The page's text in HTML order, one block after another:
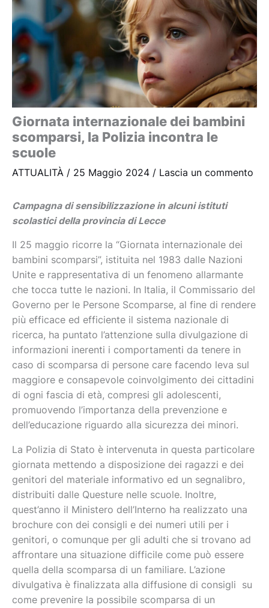
Giornata internazionale dei bambini
scomparsi, la Polizia incontra le
scuole
ATTUALITÀ / 25 Maggio 2024 / Lascia un commento
Campagna di sensibilizzazione in alcuni istituti
scolastici della provincia di Lecce
Il 25 maggio ricorre la “Giornata internazionale dei
bambini scomparsi”, istituita nel 1983 dalle Nazioni
Unite e rappresentativa di un fenomeno allarmante
che tocca tutte le nazioni. In Italia, il Commissario del
Governo per le Persone Scomparse, al fine di rendere
più efficace ed efficiente il sistema nazionale di
ricerca, ha puntato l’attenzione sulla divulgazione di
informazioni inerenti i comportamenti da tenere in
caso di scomparsa di persone care facendo leva sul
maggiore e consapevole coinvolgimento dei cittadini
di ogni fascia di età, compresi gli adolescenti,
promuovendo l’importanza della prevenzione e
dell’educazione riguardo alla sicurezza dei minori.
La Polizia di Stato è intervenuta in questa particolare
giornata mettendo a disposizione dei ragazzi e dei
genitori del materiale informativo ed un segnalibro,
distribuiti dalle Questure nelle scuole. Inoltre,
quest’anno il Ministero dell’Interno ha realizzato una
brochure con dei consigli e dei numeri utili per i
genitori, o comunque per gli adulti che si trovano ad
affrontare una situazione difficile come può essere
quella della scomparsa di un familiare. L’azione
divulgativa è finalizzata alla diffusione di consigli su
come prevenire la possibile scomparsa di un